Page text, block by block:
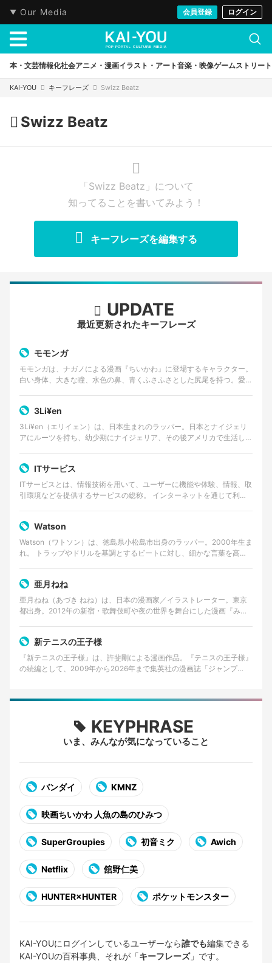
Our Media 会員登録 ログイン
本・文芸情報化社会アニメ・漫画イラスト・アート音楽・映像ゲームストリート
KAI-YOU キーフレーズ Swizz Beatz
Swizz Beatz
「Swizz Beatz」について
知ってることを書いてみよう！
キーフレーズを編集する
UPDATE
最近更新されたキーフレーズ
モモンガ
モモンガは、ナガノによる漫画『ちいかわ』に登場するキャラクター。
白い身体、大きな瞳、水色の鼻、青くふさふさとした尻尾を持つ。愛ら
3Li¥en
3Li¥en（エリイェン）は、日本生まれのラッパー。日本とナイジェリ
アにルーツを持ち、幼少期にナイジェリア、その後アメリカで生活した
ITサービス
ITサービスとは、情報技術を用いて、ユーザーに機能や体験、情報、取
引環境などを提供するサービスの総称。 インターネットを通じて利用
Watson
Watson（ワトソン）は、徳島県小松島市出身のラッパー。2000年生ま
れ。 トラップやドリルを基調とするビートに対し、細かな言葉を高速
亜月ねね
亜月ねね（あづき ねね）は、日本の漫画家／イラストレーター。東京
都出身。2012年の新宿・歌舞伎町や夜の世界を舞台にした漫画『みい
新テニスの王子様
『新テニスの王子様』は、許斐剛による漫画作品。『テニスの王子様』
の続編として、2009年から2026年まで集英社の漫画誌「ジャンプ
KEYPHRASE
いま、みんなが気になっていること
バンダイ KMNZ
映画ちいかわ 人魚の島のひみつ
SuperGroupies 初音ミク Awich
Netflix 舘野仁美
HUNTER×HUNTER ポケットモンスター
KAI-YOUにログインしているユーザーなら誰でも編集できる
KAI-YOUの百科事典、それが「キーフレーズ」です。